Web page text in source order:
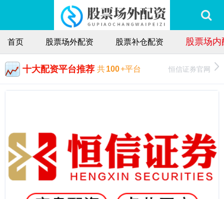
首页 股票场外配资 股票补仓配资 股票场
十大配资平台推荐 共100+平台 恒信证券官网